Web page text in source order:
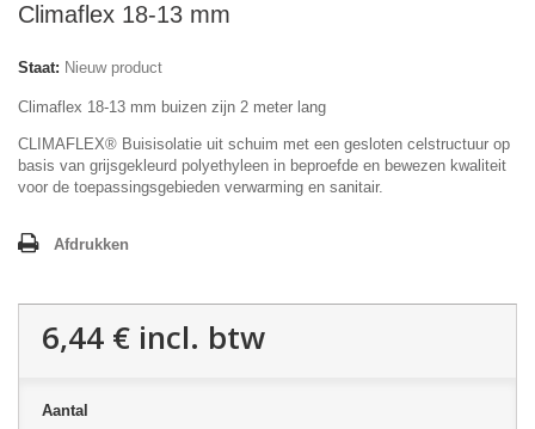
Climaflex 18-13 mm
Staat: Nieuw product
Climaflex 18-13 mm buizen zijn 2 meter lang
CLIMAFLEX® Buisisolatie uit schuim met een gesloten celstructuur op
basis van grijsgekleurd polyethyleen in beproefde en bewezen kwaliteit
voor de toepassingsgebieden verwarming en sanitair.
Afdrukken
6,44 € incl. btw
Aantal